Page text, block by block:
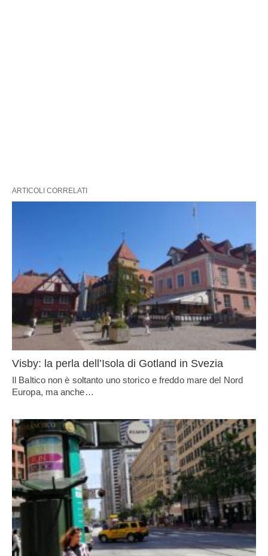
ARTICOLI CORRELATI
Visby: la perla dell’Isola di Gotland in Svezia
Il Baltico non è soltanto uno storico e freddo mare del Nord
Europa, ma anche…